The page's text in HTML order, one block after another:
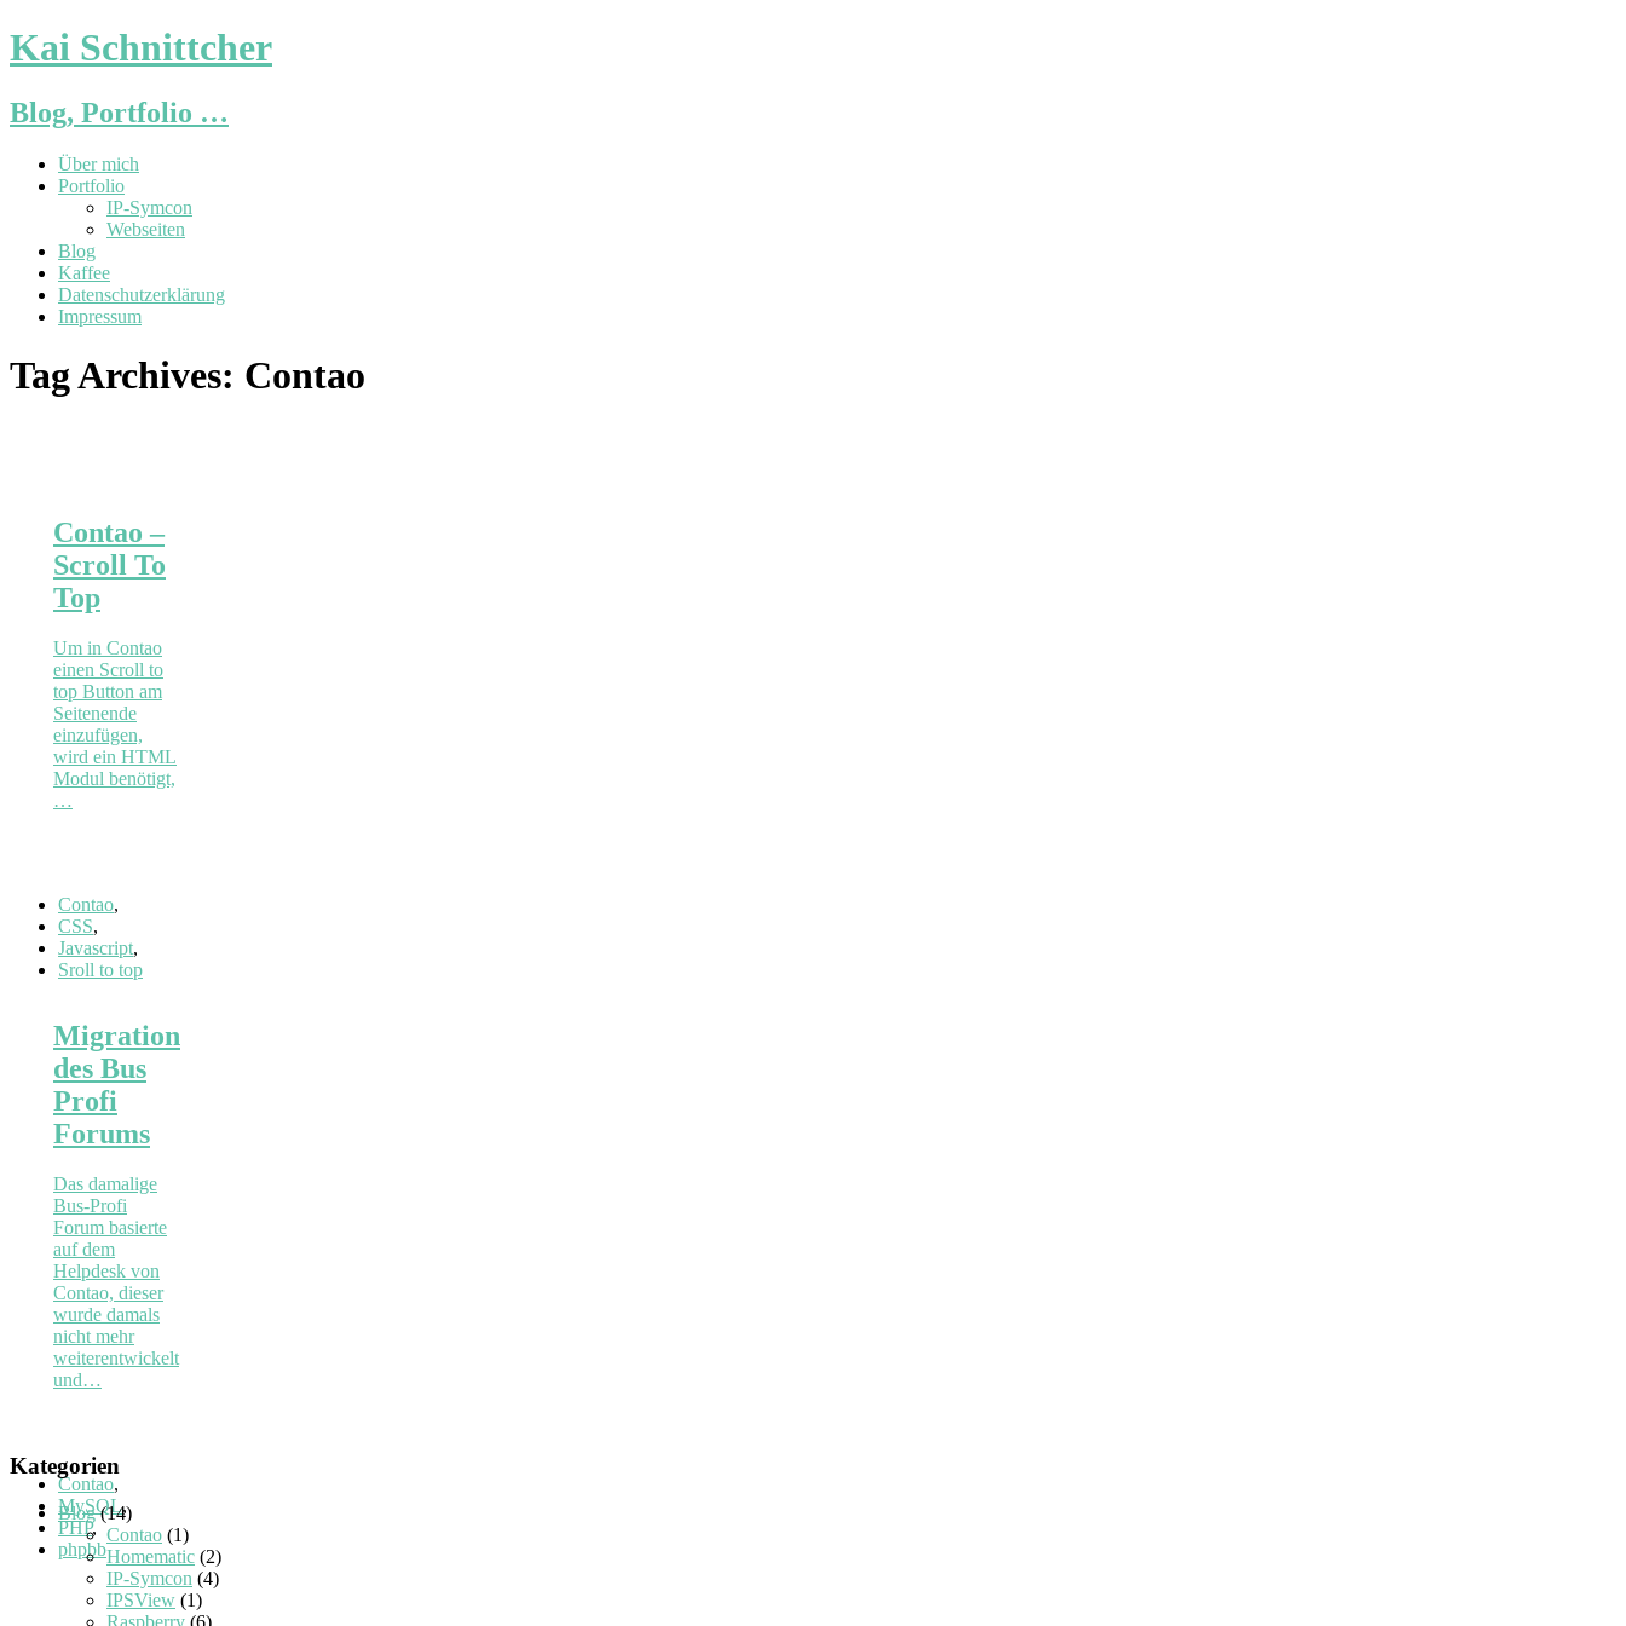
Kai Schnittcher
Blog, Portfolio …
Über mich
Portfolio
IP-Symcon
Webseiten
Blog
Kaffee
Datenschutzerklärung
Impressum
Tag Archives: Contao
Contao –
Scroll To
Top
Um in Contao
einen Scroll to
top Button am
Seitenende
einzufügen,
wird ein HTML
Modul benötigt,
…
Contao,
CSS,
Javascript,
Sroll to top
Migration
des Bus
Profi
Forums
Das damalige
Bus-Profi
Forum basierte
auf dem
Helpdesk von
Contao, dieser
wurde damals
nicht mehr
weiterentwickelt
und…
Contao,
MySQL,
PHP,
phpbb
Kategorien
Blog(14)
Contao (1)
Homematic (2)
IP-Symcon (4)
IPSView (1)
Raspberry (6)